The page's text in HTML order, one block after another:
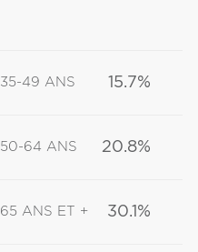
35-49 ANS 15.7%
50-64 ANS 20.8%
65 ANS ET + 30.1%